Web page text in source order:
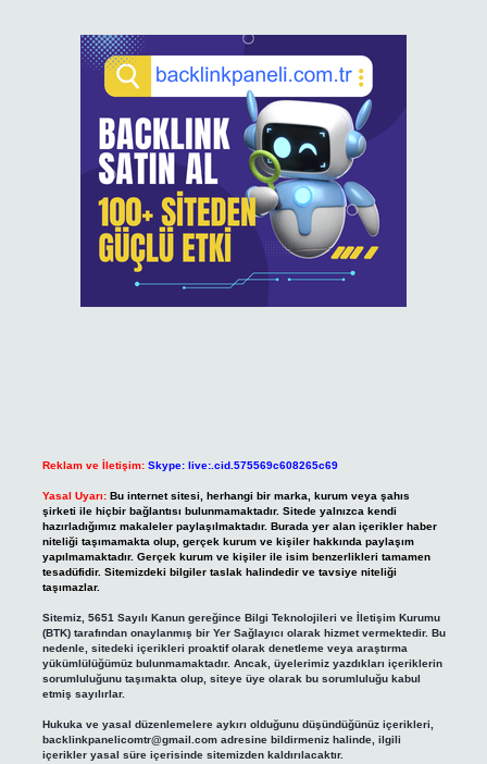
Reklam ve İletişim: Skype: live:.cid.575569c608265c69
Yasal Uyarı: Bu internet sitesi, herhangi bir marka, kurum veya şahıs
şirketi ile hiçbir bağlantısı bulunmamaktadır. Sitede yalnızca kendi
hazırladığımız makaleler paylaşılmaktadır. Burada yer alan içerikler haber
niteliği taşımamakta olup, gerçek kurum ve kişiler hakkında paylaşım
yapılmamaktadır. Gerçek kurum ve kişiler ile isim benzerlikleri tamamen
tesadüfidir. Sitemizdeki bilgiler taslak halindedir ve tavsiye niteliği
taşımazlar.
Sitemiz, 5651 Sayılı Kanun gereğince Bilgi Teknolojileri ve İletişim Kurumu
(BTK) tarafından onaylanmış bir Yer Sağlayıcı olarak hizmet vermektedir. Bu
nedenle, sitedeki içerikleri proaktif olarak denetleme veya araştırma
yükümlülüğümüz bulunmamaktadır. Ancak, üyelerimiz yazdıkları içeriklerin
sorumluluğunu taşımakta olup, siteye üye olarak bu sorumluluğu kabul
etmiş sayılırlar.
Hukuka ve yasal düzenlemelere aykırı olduğunu düşündüğünüz içerikleri,
backlinkpanelicomtr@gmail.comadresine bildirmeniz halinde, ilgili
içerikler yasal süre içerisinde sitemizden kaldırılacaktır.